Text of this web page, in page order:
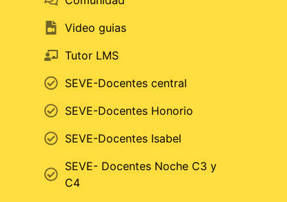
Video guias
Tutor LMS
SEVE-Docentes central
SEVE-Docentes Honorio
SEVE-Docentes Isabel
SEVE- Docentes Noche C3 y
C4